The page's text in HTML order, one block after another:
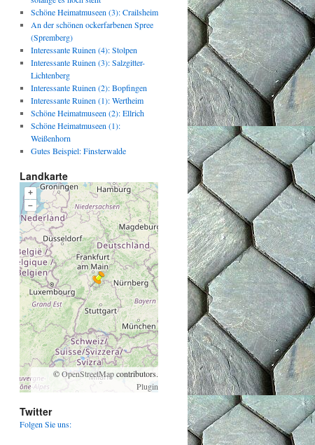
Schöne Heimatmuseen (3): Crailsheim
An der schönen ockerfarbenen Spree
(Spremberg)
Interessante Ruinen (4): Stolpen
Interessante Ruinen (3): Salzgitter-
Lichtenberg
Interessante Ruinen (2): Bopfingen
Interessante Ruinen (1): Wertheim
Schöne Heimatmuseen (2): Ellrich
Schöne Heimatmuseen (1):
Weißenhorn
Gutes Beispiel: Finsterwalde
Landkarte
+
–
©OpenStreetMapcontributors.
Plugin
Twitter
Folgen Sie uns: